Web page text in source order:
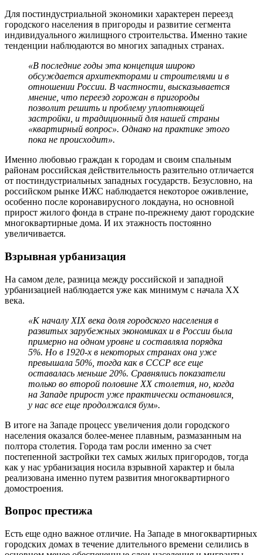
Для постиндустриальной экономики характерен переезд
городского населения в пригороды и развитие сегмента
индивидуального жилищного строительства. Именно такие
тенденции наблюдаются во многих западных странах.
«В последние годы эта концепция широко
обсуждается архитекторами и строителями и в
отношении России. В частности, высказывается
мнение, что переезд горожан в пригороды
позволит решить и проблему уплотняющей
застройки, и традиционный для нашей страны
«квартирный вопрос». Однако на практике этого
пока не происходит».
Именно любовью граждан к городам и своим спальным
районам российская действительность разительно отличается
от постиндустриальных западных государств. Безусловно, на
российском рынке ИЖС наблюдается некоторое оживление,
особенно после коронавирусного локдауна, но основной
прирост жилого фонда в стране по-прежнему дают городские
многоквартирные дома. И их этажность постоянно
увеличивается.
Взрывная урбанизация
На самом деле, разница между российской и западной
урбанизацией наблюдается уже как минимум с начала XX
века.
«К началу XIX века доля городского населения в
развитых зарубежных экономиках и в России была
примерно на одном уровне и составляла порядка
5%. Но в 1920-х в некоторых странах она уже
превышала 50%, тогда как в СССР все еще
оставалась меньше 20%. Сравнялись показатели
только во второй половине XX столетия, но, когда
на Западе прирост уже практически остановился,
у нас все еще продолжался бум».
В итоге на Западе процесс увеличения доли городского
населения оказался более-менее плавным, размазанным на
полтора столетия. Города там росли именно за счет
постепенной застройки тех самых жилых пригородов, тогда
как у нас урбанизация носила взрывной характер и была
реализована именно путем развития многоквартирного
домостроения.
Вопрос престижа
Есть еще одно важное отличие. На Западе в многоквартирных
городских домах в течение длительного времени селились в